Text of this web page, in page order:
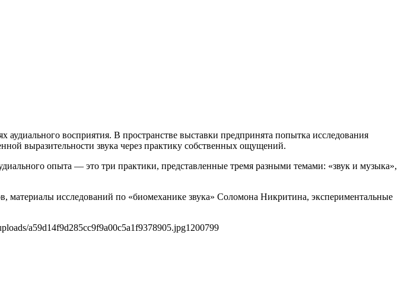
восприятия. В пространстве выставки предпринята попытка исследования
выразительности звука через практику собственных ощущений.
опыта — это три практики, представленные тремя разными темами: «звук и музыка»,
материалы исследований по «биомеханике звука» Соломона Никритина, экспериментальные
a59d14f9d285cc9f9a00c5a1f9378905.jpg1200799